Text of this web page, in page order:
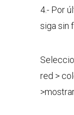
4.- Por
siga sin
red >